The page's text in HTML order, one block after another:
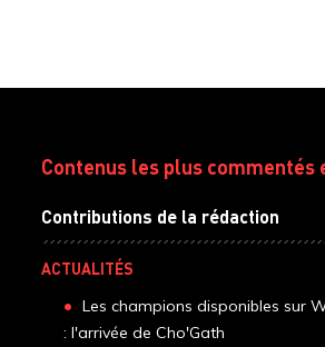
Contenus les plus commentés
Contributions de la rédaction
ACTUALITÉS
Les champions disponibles sur
: l'arrivée de Cho'Gath